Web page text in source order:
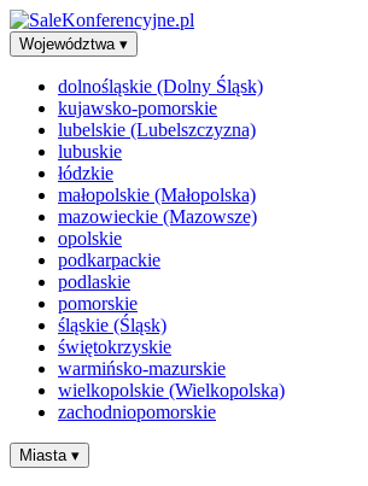
Województwa ▾
dolnośląskie (Dolny Śląsk)
kujawsko-pomorskie
lubelskie (Lubelszczyzna)
lubuskie
łódzkie
małopolskie (Małopolska)
mazowieckie (Mazowsze)
opolskie
podkarpackie
podlaskie
pomorskie
śląskie (Śląsk)
świętokrzyskie
warmińsko-mazurskie
wielkopolskie (Wielkopolska)
zachodniopomorskie
Miasta ▾